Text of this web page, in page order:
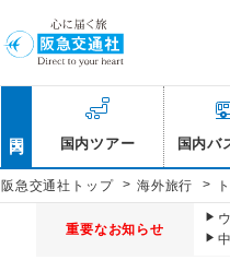
国内ツアー 国内バ
阪急交通社トップ > 海外旅行 >
重要なお知らせ